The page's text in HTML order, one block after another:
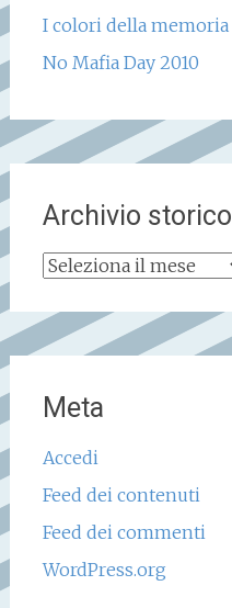
I colori della memoria
No Mafia Day 2010
Archivio storico
Archivio
Meta
Accedi
Feed dei contenuti
Feed dei commenti
WordPress.org